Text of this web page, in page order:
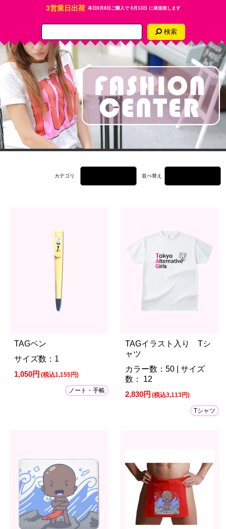
3営業日出荷 本日 8月8日 ご購入で8月13日 に発送致します
検索
カテゴリ 並べ替え
TAGペン
サイズ数：1
1,050円 (税込1,155円)
ノート・手帳
TAGイラスト入り Tシ
ャツ
カラー数：50 | サイズ
数： 12
2,830円 (税込3,113円)
Tシャツ